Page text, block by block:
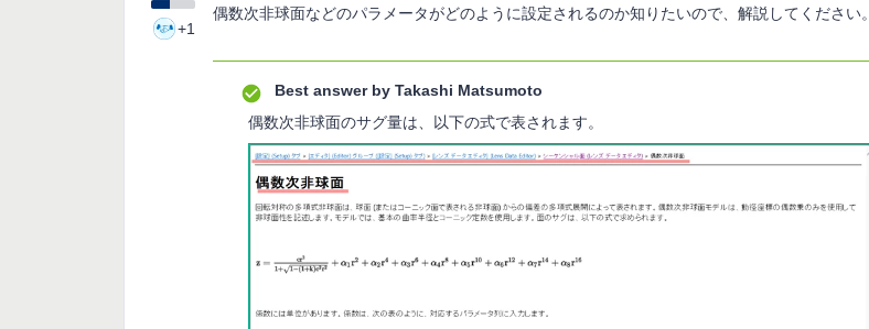
+1
偶数次非球面などのパラメータがどのように設定されるのか知りたいので、解説してください。
Best answer by Takashi Matsumoto
偶数次非球面のサグ量は、以下の式で表されます。